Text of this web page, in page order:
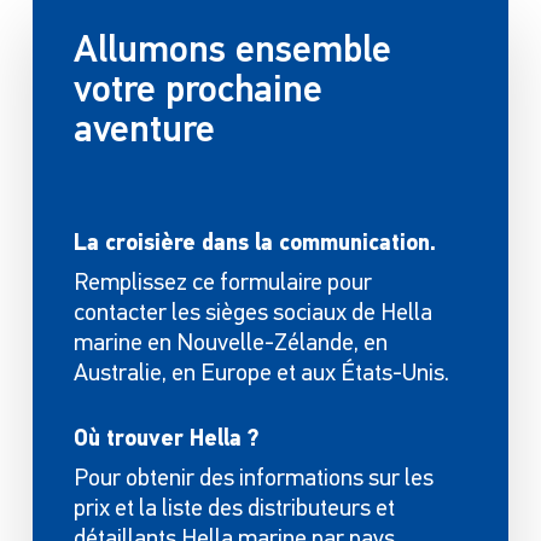
Allumons ensemble
votre prochaine
aventure
La croisière dans la communication.
Remplissez ce formulaire pour
contacter les sièges sociaux de Hella
marine en Nouvelle-Zélande, en
Australie, en Europe et aux États-Unis.
Où trouver Hella ?
Pour obtenir des informations sur les
prix et la liste des distributeurs et